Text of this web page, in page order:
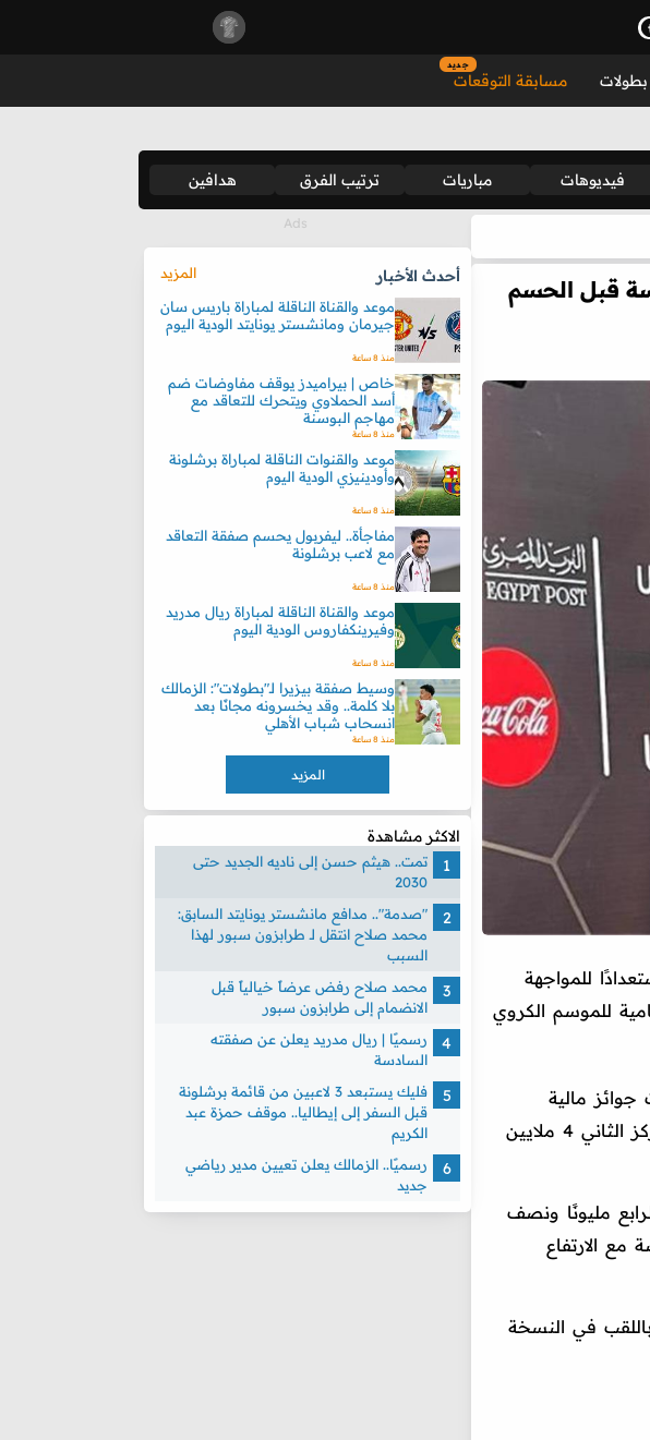
بطولات مسابقة التوقعات
جديد
فيديوهات مباريات ترتيب الفرق هدافين
قبل الحسم
للمواجهة
للموسم الكروي
مالية
محفزة تمنح بطل المسابقة مكافأة تصل إلى 10 ملايين جنيه، بينما ينال صاحب المركز الثاني 4 ملايين
مليونًا ونصف
مع الارتفاع
في النسخة
أحدث الأخبار
المزيد
موعد والقناة الناقلة لمباراة باريس سان
جيرمان ومانشستر يونايتد الودية اليوم
منذ 8 ساعة
خاص | بيراميدز يوقف مفاوضات ضم
أسد الحملاوي ويتحرك للتعاقد مع
مهاجم البوسنة
منذ 8 ساعة
موعد والقنوات الناقلة لمباراة برشلونة
وأودينيزي الودية اليوم
منذ 8 ساعة
مفاجأة.. ليفربول يحسم صفقة التعاقد
مع لاعب برشلونة
منذ 8 ساعة
موعد والقناة الناقلة لمباراة ريال مدريد
وفيرينكفاروس الودية اليوم
منذ 8 ساعة
وسيط صفقة بيزيرا لـ"بطولات": الزمالك
بلا كلمة.. وقد يخسرونه مجانًا بعد
انسحاب شباب الأهلي
منذ 8 ساعة
المزيد
الاكثر مشاهدة
تمت.. هيثم حسن إلى ناديه الجديد حتى
2030
"صدمة".. مدافع مانشستر يونايتد السابق:
محمد صلاح انتقل لـ طرابزون سبور لهذا
السبب
محمد صلاح رفض عرضاً خيالياً قبل
الانضمام إلى طرابزون سبور
رسميًا | ريال مدريد يعلن عن صفقته
السادسة
فليك يستبعد 3 لاعبين من قائمة برشلونة
قبل السفر إلى إيطاليا.. موقف حمزة عبد
الكريم
رسميًا.. الزمالك يعلن تعيين مدير رياضي
جديد